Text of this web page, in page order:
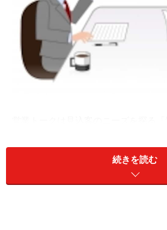
営業トークを行う際、何のために
続きを読む